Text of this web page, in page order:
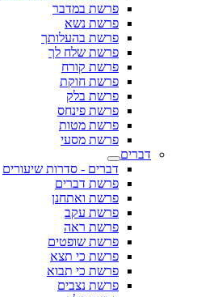
פרשת במדבר
פרשת נשא
פרשת בהעלותך
פרשת שלח לך
פרשת קורח
פרשת חוקת
פרשת בלק
פרשת פינחס
פרשת מטות
פרשת מסעי
דברים
דברים - סדרות שיעורים
פרשת דברים
פרשת ואתחנן
פרשת עקב
פרשת ראה
פרשת שופטים
פרשת כי תצא
פרשת כי תבוא
פרשת נצבים